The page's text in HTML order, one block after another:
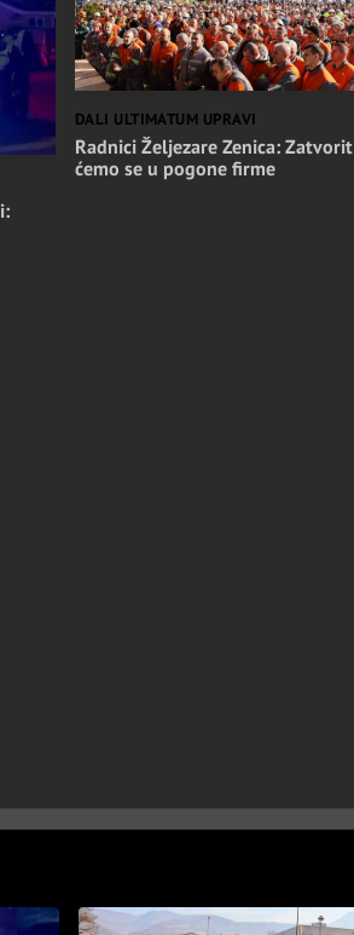
DALI ULTIMATUM UPRAVI
Radnici Željezare Zenica: Zatvorit
ćemo se u pogone firme